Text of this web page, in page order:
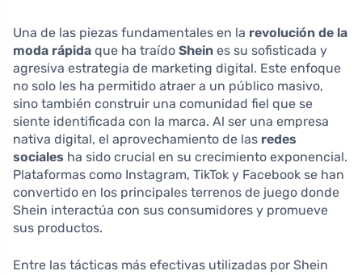
Una de las piezas fundamentales en la revolución de la
moda rápida que ha traído Shein es su sofisticada y
agresiva estrategia de marketing digital. Este enfoque
no solo les ha permitido atraer a un público masivo,
sino también construir una comunidad fiel que se
siente identificada con la marca. Al ser una empresa
nativa digital, el aprovechamiento de las redes
sociales ha sido crucial en su crecimiento exponencial.
Plataformas como Instagram, TikTok y Facebook se han
convertido en los principales terrenos de juego donde
Shein interactúa con sus consumidores y promueve
sus productos.
Entre las tácticas más efectivas utilizadas por Shein